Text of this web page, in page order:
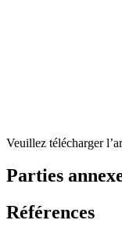
Veuillez télécharger
Parties
Références